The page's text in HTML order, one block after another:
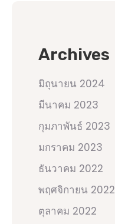
Archives
มิถุนายน 2024
มีนาคม 2023
กุมภาพันธ์ 2023
มกราคม 2023
ธันวาคม 2022
พฤศจิกายน 2022
ตุลาคม 2022